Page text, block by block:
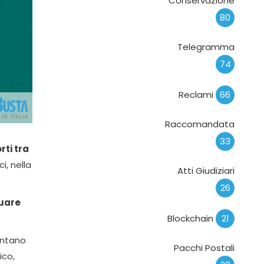
tra
nella
80
Telegramma
74
Reclami 66
Raccomandata
33
Atti Giudiziari
26
Blockchain 21
Pacchi Postali